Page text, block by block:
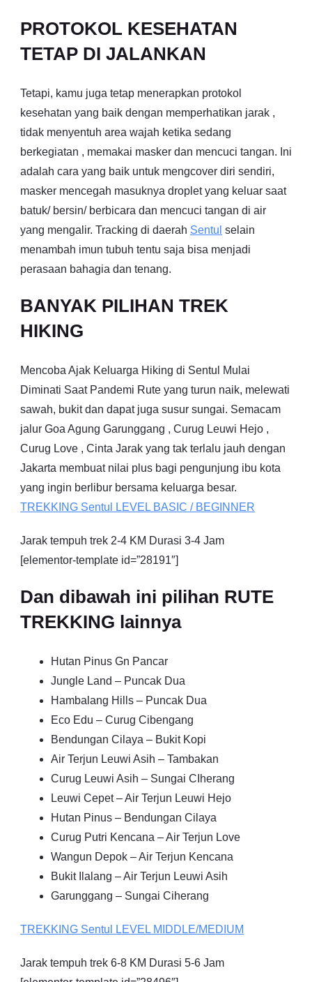
PROTOKOL KESEHATAN
TETAP DI JALANKAN
Tetapi, kamu juga tetap menerapkan protokol
kesehatan yang baik dengan memperhatikan jarak ,
tidak menyentuh area wajah ketika sedang
berkegiatan , memakai masker dan mencuci tangan. Ini
adalah cara yang baik untuk mengcover diri sendiri,
masker mencegah masuknya droplet yang keluar saat
batuk/ bersin/ berbicara dan mencuci tangan di air
yang mengalir. Tracking di daerah Sentul selain
menambah imun tubuh tentu saja bisa menjadi
perasaan bahagia dan tenang.
BANYAK PILIHAN TREK
HIKING
Mencoba Ajak Keluarga Hiking di Sentul Mulai
Diminati Saat Pandemi Rute yang turun naik, melewati
sawah, bukit dan dapat juga susur sungai. Semacam
jalur Goa Agung Garunggang , Curug Leuwi Hejo ,
Curug Love , Cinta Jarak yang tak terlalu jauh dengan
Jakarta membuat nilai plus bagi pengunjung ibu kota
yang ingin berlibur bersama keluarga besar.
TREKKING Sentul LEVEL BASIC / BEGINNER
Jarak tempuh trek 2-4 KM Durasi 3-4 Jam
[elementor-template id=”28191″]
Dan dibawah ini pilihan RUTE
TREKKING lainnya
Hutan Pinus Gn Pancar
Jungle Land – Puncak Dua
Hambalang Hills – Puncak Dua
Eco Edu – Curug Cibengang
Bendungan Cilaya – Bukit Kopi
Air Terjun Leuwi Asih – Tambakan
Curug Leuwi Asih – Sungai CIherang
Leuwi Cepet – Air Terjun Leuwi Hejo
Hutan Pinus – Bendungan Cilaya
Curug Putri Kencana – Air Terjun Love
Wangun Depok – Air Terjun Kencana
Bukit Ilalang – Air Terjun Leuwi Asih
Garunggang – Sungai Ciherang
TREKKING Sentul LEVEL MIDDLE/MEDIUM
Jarak tempuh trek 6-8 KM Durasi 5-6 Jam